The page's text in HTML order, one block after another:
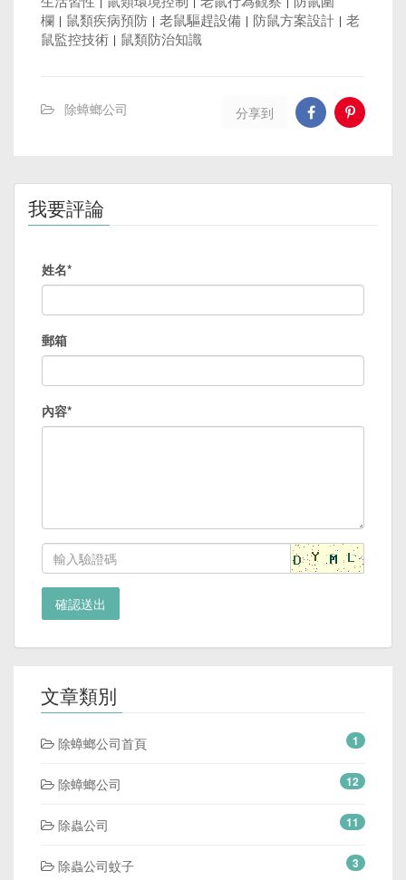
欄 | 鼠類疾病預防 | 老鼠驅趕設備 | 防鼠方案設計 | 老
鼠監控技術 | 鼠類防治知識
除蟑螂公司 分享到
我要評論
姓名*
郵箱
內容*
確認送出
文章類別
除蟑螂公司首頁 1
除蟑螂公司 12
除蟲公司 11
除蟲公司蚊子 3